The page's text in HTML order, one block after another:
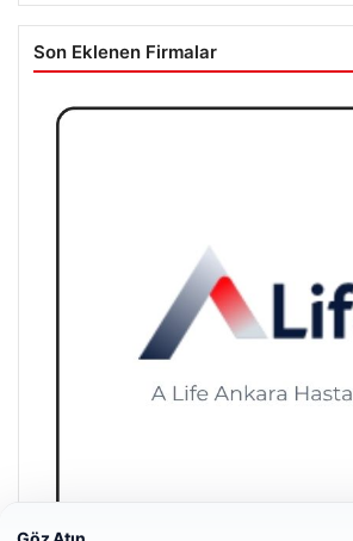
Son Eklenen Firmalar